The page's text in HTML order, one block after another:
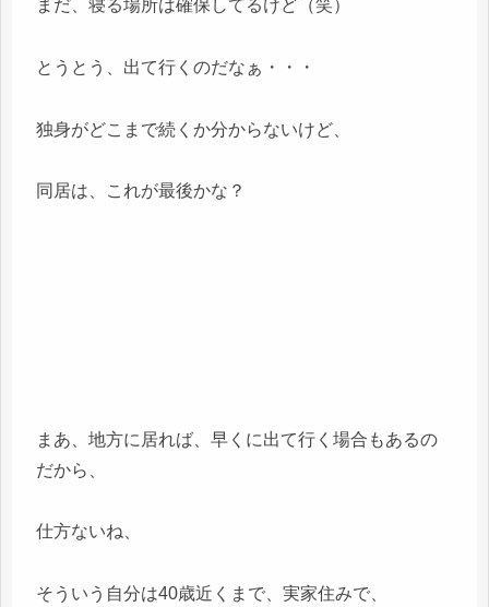
まだ、寝る場所は確保してるけど（笑）
とうとう、出て行くのだなぁ・・・
独身がどこまで続くか分からないけど、
同居は、これが最後かな？
まあ、地方に居れば、早くに出て行く場合もあるの
だから、
仕方ないね、
そういう自分は40歳近くまで、実家住みで、